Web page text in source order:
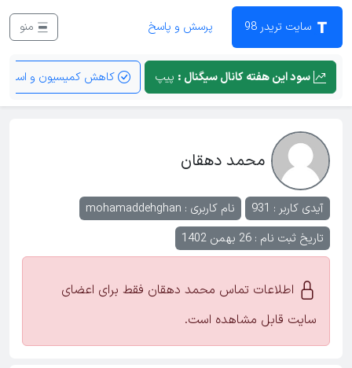
سایت تریدر 98 پرسش و پاسخ
سود این هفته کانال سیگنال : پیپ کاهش کمیسیون و اسپرد
محمد دهقان
آیدی کاربر : 931 نام کاربری : mohamaddehghan
تاریخ ثبت نام : 26 بهمن 1402
اطلاعات تماس محمد دهقان فقط برای اعضای
سایت قابل مشاهده است.